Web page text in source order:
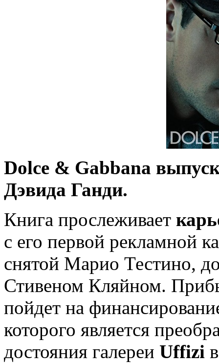
Dolce & Gabbana
Дэвида Ганди.
Книга прослеживает
с его первой рекламной
снятой Марио Тестино,
Стивеном Кляйном.
пойдет на
которого является
достояния галереи Uffizi